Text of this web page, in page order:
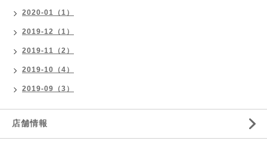
2020-01（1）
2019-12（1）
2019-11（2）
2019-10（4）
2019-09（3）
店舗情報